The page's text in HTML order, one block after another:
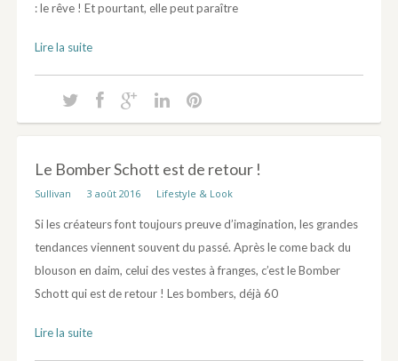
: le rêve ! Et pourtant, elle peut paraître
Lire la suite
Le Bomber Schott est de retour !
Sullivan 3 août 2016 Lifestyle & Look
Si les créateurs font toujours preuve d’imagination, les grandes
tendances viennent souvent du passé. Après le come back du
blouson en daim, celui des vestes à franges, c’est le Bomber
Schott qui est de retour ! Les bombers, déjà 60
Lire la suite